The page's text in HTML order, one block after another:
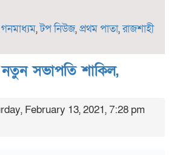
গনমাধ্যম,টপ নিউজ,প্রথম পাতা,রাজশাহী
নতুন সভাপতি শাকিল,
February 13, 2021, 7:28 pm